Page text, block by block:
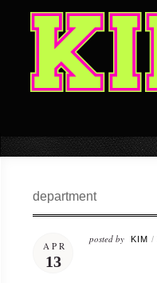
department
APR
13
posted by KIM /